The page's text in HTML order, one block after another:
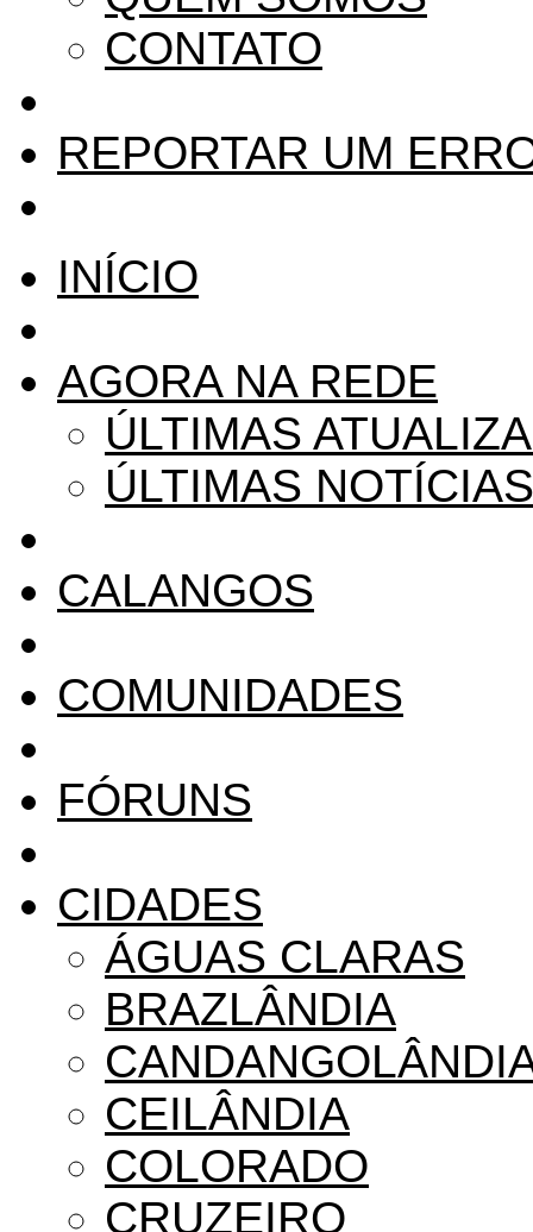
CONTATO
REPORTAR UM
INÍCIO
AGORA NA REDE
ÚLTIMAS
ÚLTIMAS NOTÍCIAS
CALANGOS
COMUNIDADES
FÓRUNS
CIDADES
ÁGUAS CLARAS
BRAZLÂNDIA
CEILÂNDIA
COLORADO
CRUZEIRO